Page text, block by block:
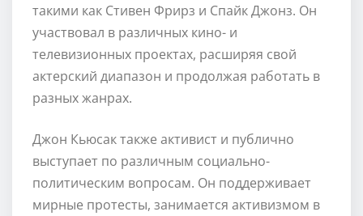
такими как Стивен Фрирз и Спайк Джонз. Он
участвовал в различных кино- и
телевизионных проектах, расширяя свой
актерский диапазон и продолжая работать в
разных жанрах.
Джон Кьюсак также активист и публично
выступает по различным социально-
политическим вопросам. Он поддерживает
мирные протесты, занимается активизмом в